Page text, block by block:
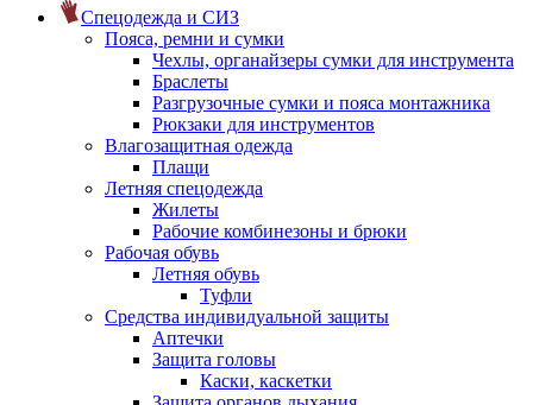
Спецодежда и СИЗ
Пояса, ремни и сумки
Чехлы, органайзеры сумки для инструмента
Браслеты
Разгрузочные сумки и пояса монтажника
Рюкзаки для инструментов
Влагозащитная одежда
Плащи
Летняя спецодежда
Жилеты
Рабочие комбинезоны и брюки
Рабочая обувь
Летняя обувь
Туфли
Средства индивидуальной защиты
Аптечки
Защита головы
Каски, каскетки